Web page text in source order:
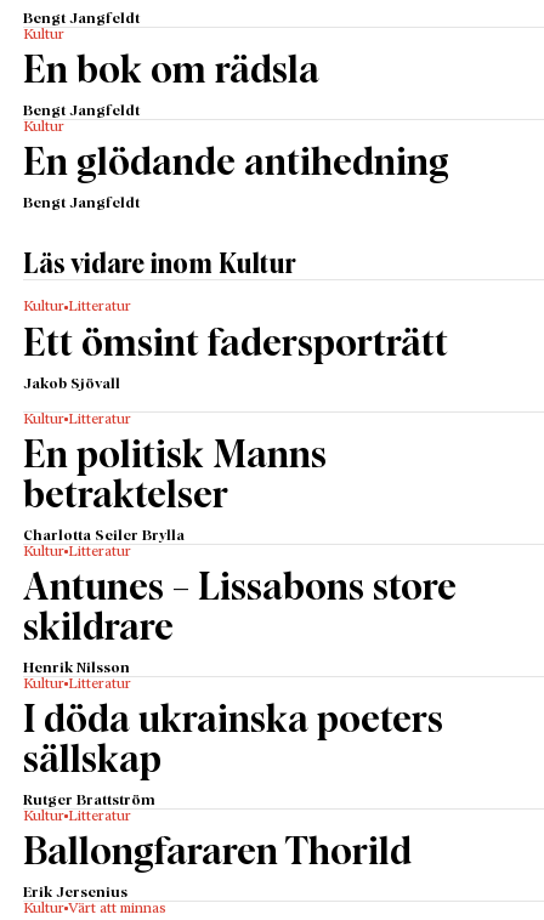
Bengt Jangfeldt
Kultur
En bok om rädsla
Bengt Jangfeldt
Kultur
En glödande antihedning
Bengt Jangfeldt
Läs vidare inom Kultur
Kultur Litteratur
Ett ömsint fadersporträtt
Jakob Sjövall
Kultur Litteratur
En politisk Manns
betraktelser
Charlotta Seiler Brylla
Kultur Litteratur
Antunes – Lissabons store
skildrare
Henrik Nilsson
Kultur Litteratur
I döda ukrainska poeters
sällskap
Rutger Brattström
Kultur Litteratur
Ballongfararen Thorild
Erik Jersenius
Kultur Värt att minnas